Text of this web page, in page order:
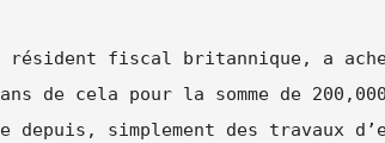
résident fiscal britannique, a
de cela pour la somme de
depuis, simplement des travaux